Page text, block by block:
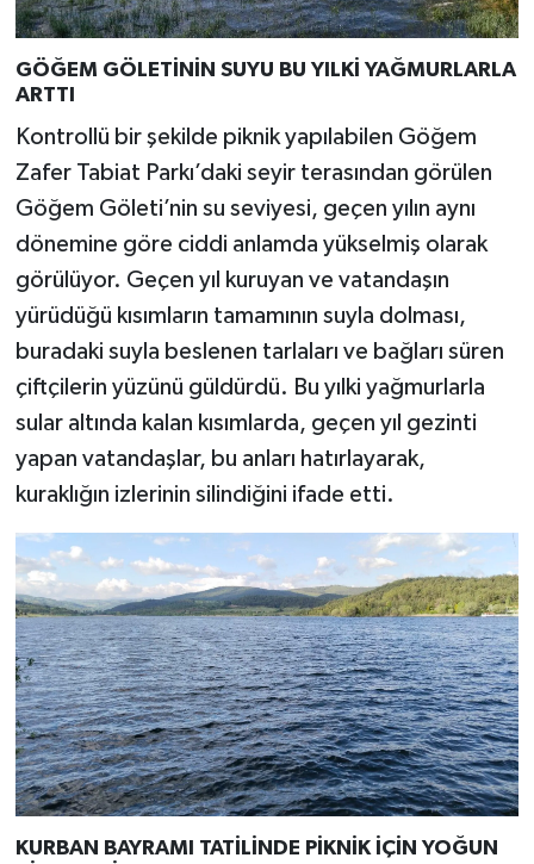
GÖĞEM GÖLETİNİN SUYU BU YILKİ YAĞMURLARLA
ARTTI
Kontrollü bir şekilde piknik yapılabilen Göğem
Zafer Tabiat Parkı’daki seyir terasından görülen
Göğem Göleti’nin su seviyesi, geçen yılın aynı
dönemine göre ciddi anlamda yükselmiş olarak
görülüyor. Geçen yıl kuruyan ve vatandaşın
yürüdüğü kısımların tamamının suyla dolması,
buradaki suyla beslenen tarlaları ve bağları süren
çiftçilerin yüzünü güldürdü. Bu yılki yağmurlarla
sular altında kalan kısımlarda, geçen yıl gezinti
yapan vatandaşlar, bu anları hatırlayarak,
kuraklığın izlerinin silindiğini ifade etti.
KURBAN BAYRAMI TATİLİNDE PİKNİK İÇİN YOĞUN